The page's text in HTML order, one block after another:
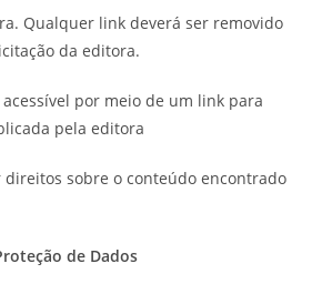
Qualquer link deverá ser removido
da editora.
por meio de um link para
pela editora
sobre o conteúdo encontrado
de Dados